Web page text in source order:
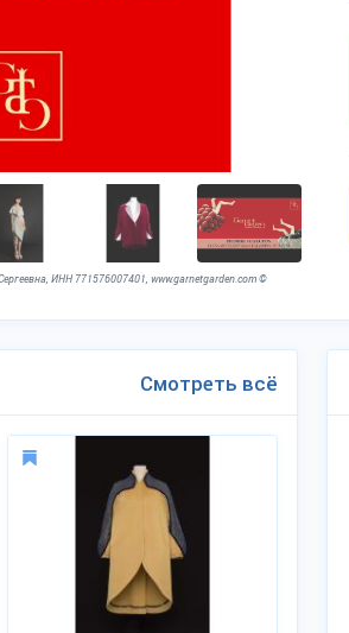
ИНН 771576007401, www.garnetgarden.com ©
Смотреть всё